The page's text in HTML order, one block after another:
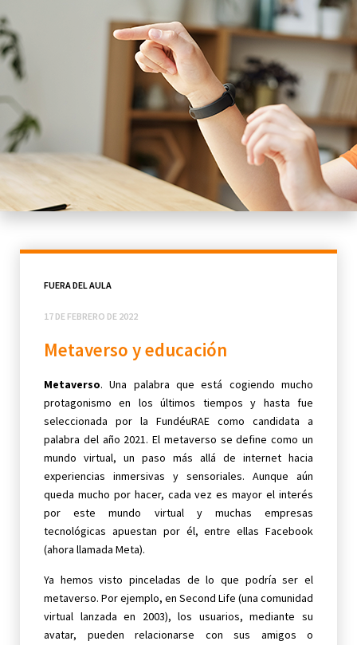
FUERA DEL AULA
17 DE FEBRERO DE 2022
Metaverso y educación
Metaverso. Una palabra que está cogiendo mucho
protagonismo en los últimos tiempos y hasta fue
seleccionada por la FundéuRAE como candidata a
palabra del año 2021. El metaverso se define como un
mundo virtual, un paso más allá de internet hacia
experiencias inmersivas y sensoriales. Aunque aún
queda mucho por hacer, cada vez es mayor el interés
por este mundo virtual y muchas empresas
tecnológicas apuestan por él, entre ellas Facebook
(ahora llamada Meta).
Ya hemos visto pinceladas de lo que podría ser el
metaverso. Por ejemplo, en Second Life (una comunidad
virtual lanzada en 2003), los usuarios, mediante su
avatar, pueden relacionarse con sus amigos o